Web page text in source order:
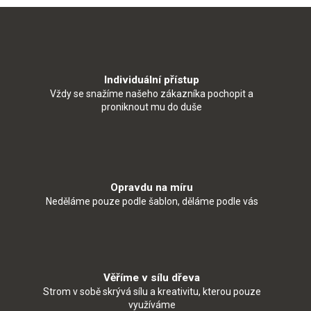
Individuální přístup
Vždy se snažíme našeho zákazníka pochopit a
proniknout mu do duše
Opravdu na míru
Neděláme pouze podle šablon, děláme podle vás
Věříme v sílu dřeva
Strom v sobě skrývá sílu a kreativitu, kterou pouze
využíváme